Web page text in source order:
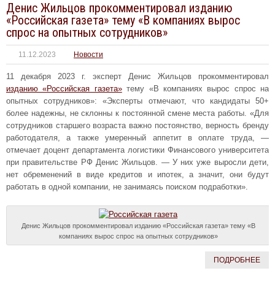
Денис Жильцов прокомментировал изданию
«Российская газета» тему «В компаниях вырос
спрос на опытных сотрудников»
11.12.2023 Новости
11 декабря 2023 г. эксперт Денис Жильцов прокомментировал
изданию «Российская газета»тему «В компаниях вырос спрос на
опытных сотрудников»: «Эксперты отмечают, что кандидаты 50+
более надежны, не склонны к постоянной смене места работы. «Для
сотрудников старшего возраста важно постоянство, верность бренду
работодателя, а также умеренный аппетит в оплате труда, —
отмечает доцент департамента логистики Финансового университета
при правительстве РФ Денис Жильцов. — У них уже выросли дети,
нет обременений в виде кредитов и ипотек, а значит, они будут
работать в одной компании, не занимаясь поиском подработки».
Денис Жильцов прокомментировал изданию «Российская газета» тему «В
компаниях вырос спрос на опытных сотрудников»
ПОДРОБНЕЕ